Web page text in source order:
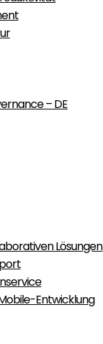
– DE
Lösungen
Entwicklung